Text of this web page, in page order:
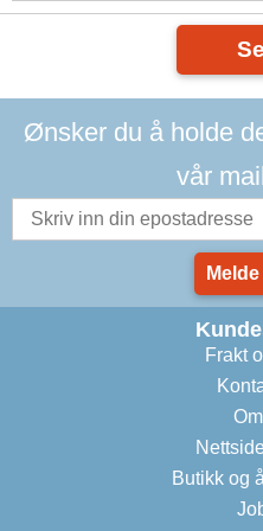
Ønsker du å holde
vår
Frakt
Butikk og